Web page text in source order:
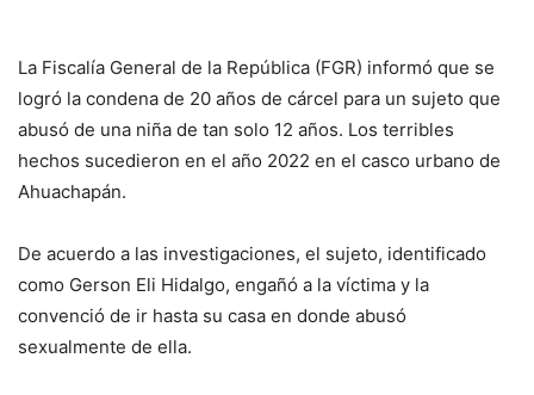
La Fiscalía General de la República (FGR) informó que se
logró la condena de 20 años de cárcel para un sujeto que
abusó de una niña de tan solo 12 años. Los terribles
hechos sucedieron en el año 2022 en el casco urbano de
Ahuachapán.
De acuerdo a las investigaciones, el sujeto, identificado
como Gerson Eli Hidalgo, engañó a la víctima y la
convenció de ir hasta su casa en donde abusó
sexualmente de ella.